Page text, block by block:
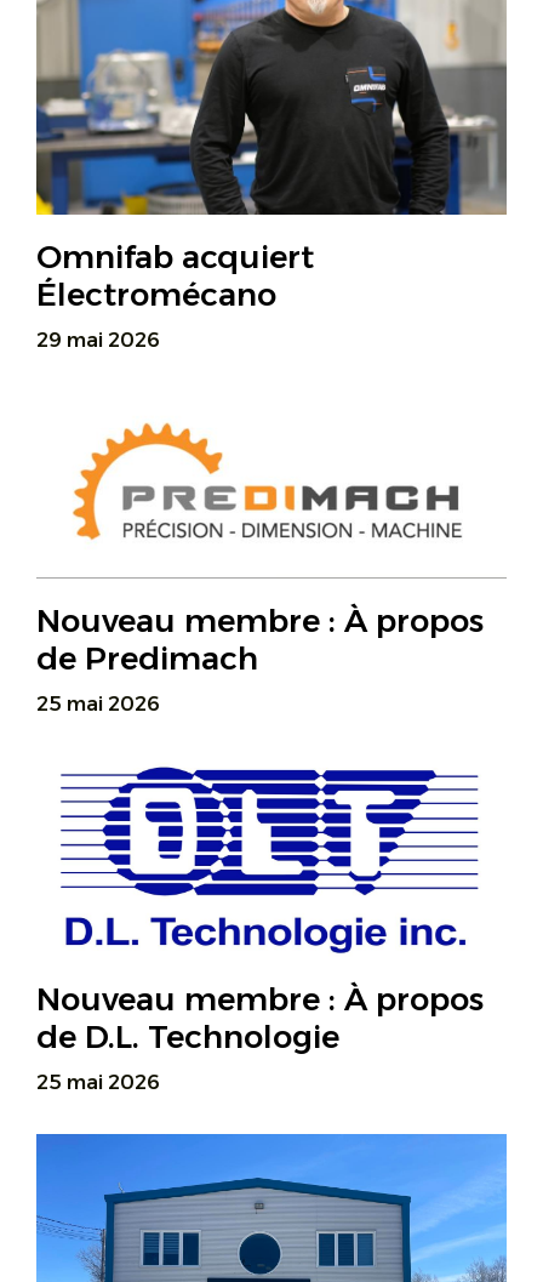
Omnifab acquiert
Électromécano
29 mai 2026
Nouveau membre : À propos
de Predimach
25 mai 2026
Nouveau membre : À propos
de D.L. Technologie
25 mai 2026